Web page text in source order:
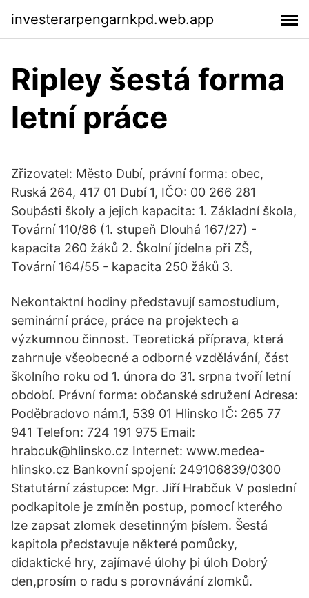
investerarpengarnkpd.web.app
Ripley šestá forma
letní práce
Zřizovatel: Město Dubí, právní forma: obec,
Ruská 264, 417 01 Dubí 1, IČO: 00 266 281
Souþásti školy a jejich kapacita: 1. Základní škola,
Tovární 110/86 (1. stupeň Dlouhá 167/27) -
kapacita 260 žáků 2. Školní jídelna při ZŠ,
Tovární 164/55 - kapacita 250 žáků 3.
Nekontaktní hodiny představují samostudium,
seminární práce, práce na projektech a
výzkumnou činnost. Teoretická příprava, která
zahrnuje všeobecné a odborné vzdělávání, část
školního roku od 1. února do 31. srpna tvoří letní
období. Právní forma: občanské sdružení Adresa:
Poděbradovo nám.1, 539 01 Hlinsko IČ: 265 77
941 Telefon: 724 191 975 Email:
hrabcuk@hlinsko.cz Internet: www.medea-
hlinsko.cz Bankovní spojení: 249106839/0300
Statutární zástupce: Mgr. Jiří Hrabčuk V poslední
podkapitole je zmíněn postup, pomocí kterého
lze zapsat zlomek desetinným þíslem. Šestá
kapitola představuje některé pomůcky,
didaktické hry, zajímavé úlohy þi úloh Dobrý
den,prosím o radu s porovnávání zlomků.